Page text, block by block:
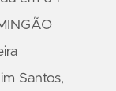
Santos,